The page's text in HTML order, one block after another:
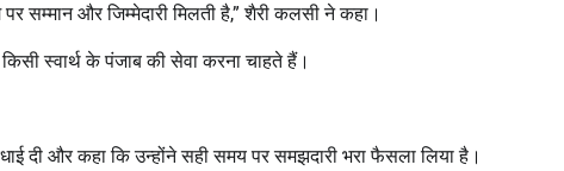
सम्मान और जिम्मेदारी मिलती है,” शैरी कलसी ने कहा।
स्वार्थ के पंजाब की सेवा करना चाहते हैं।
दी और कहा कि उन्होंने सही समय पर समझदारी भरा फैसला लिया है।